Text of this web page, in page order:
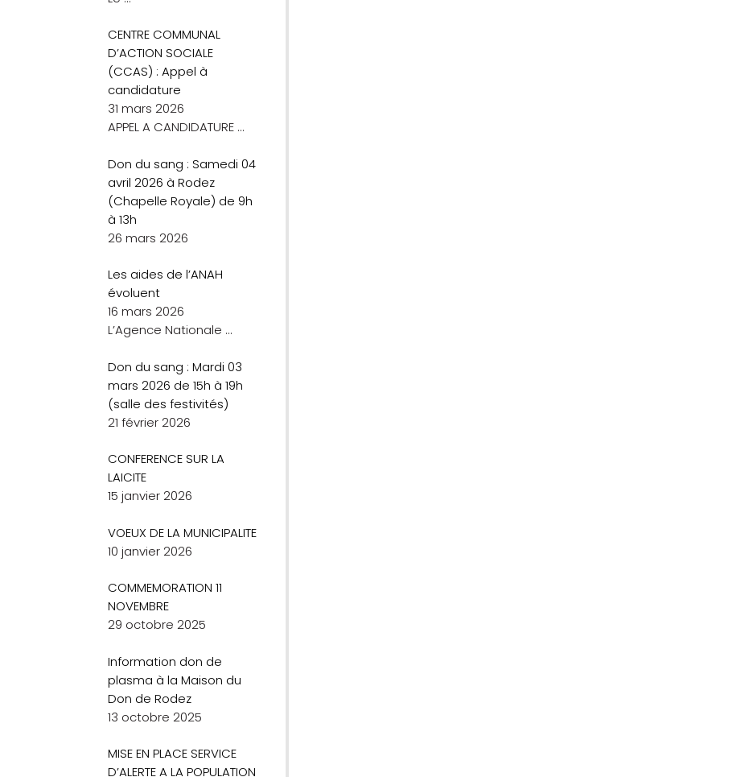
CENTRE COMMUNAL
D’ACTION SOCIALE
(CCAS) : Appel à
candidature
31 mars 2026
APPEL A CANDIDATURE …
Don du sang : Samedi 04
avril 2026 à Rodez
(Chapelle Royale) de 9h
à 13h
26 mars 2026
Les aides de l’ANAH
évoluent
16 mars 2026
L’Agence Nationale …
Don du sang : Mardi 03
mars 2026 de 15h à 19h
(salle des festivités)
21 février 2026
CONFERENCE SUR LA
LAICITE
15 janvier 2026
VOEUX DE LA MUNICIPALITE
10 janvier 2026
COMMEMORATION 11
NOVEMBRE
29 octobre 2025
Information don de
plasma à la Maison du
Don de Rodez
13 octobre 2025
MISE EN PLACE SERVICE
D’ALERTE A LA POPULATION